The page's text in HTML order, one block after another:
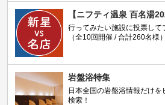
【ニフティ温泉 百名湯
行ってみたい施設に投票して
（全10回開催 / 合計260名様）
岩盤浴特集
日本全国の岩盤浴情報だけ
検索！